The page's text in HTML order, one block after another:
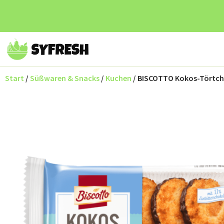
Start / Süßwaren & Snacks / Kuchen / BISCOTTO Kokos-